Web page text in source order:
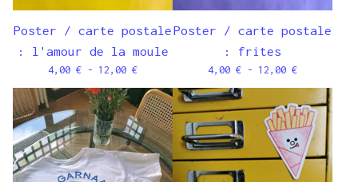
Poster / carte postale
: l'amour de la moule
4,00 € - 12,00 €
Poster / carte postale
: frites
4,00 € - 12,00 €